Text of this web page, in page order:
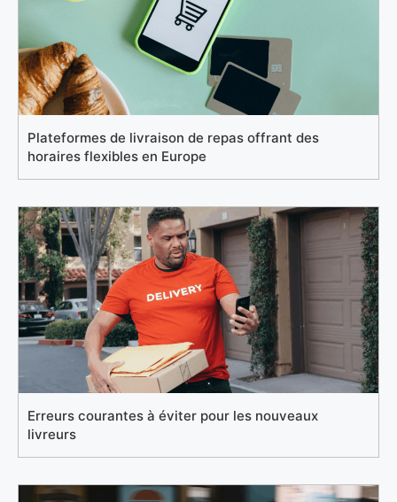
Plateformes de livraison de repas offrant des
horaires flexibles en Europe
Erreurs courantes à éviter pour les nouveaux
livreurs